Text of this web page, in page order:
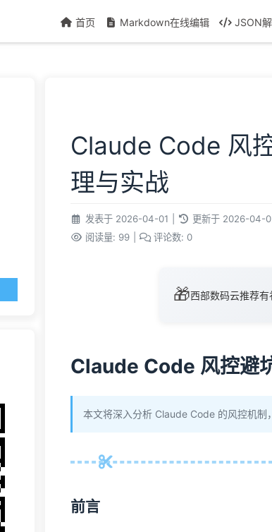
首页 Markdown在线编辑 JSON
Claude Code 风
理与实战
发表于 2026-04-01 更新于 2026-04-
阅读量: 99 评论数: 0
🎁西部数码云推荐
Claude Code 风控避
本文将深入分析 Claude Code 的风控机制
前言